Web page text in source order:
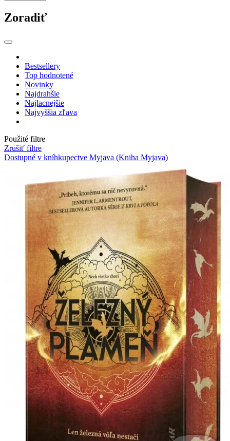
Zoradiť
Bestsellery
Top hodnotené
Novinky
Najdrahšie
Najlacnejšie
Najvyššia zľava
Použité filtre
Zrušiť filtre
Dostupné v kníhkupectve Myjava (Kniha Myjava)